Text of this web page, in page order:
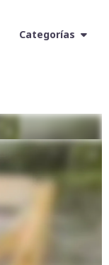
Categorías